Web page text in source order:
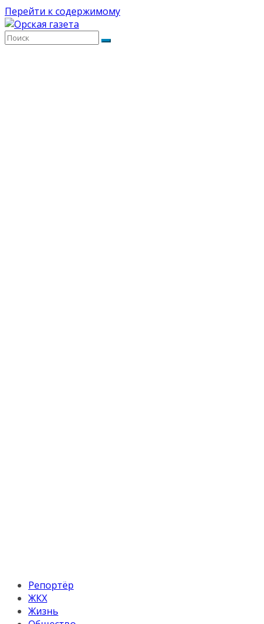
Перейти к содержимому
Репортёр
ЖКХ
Жизнь